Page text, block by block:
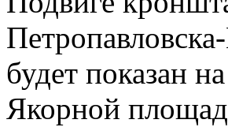
будет показан
Якорной